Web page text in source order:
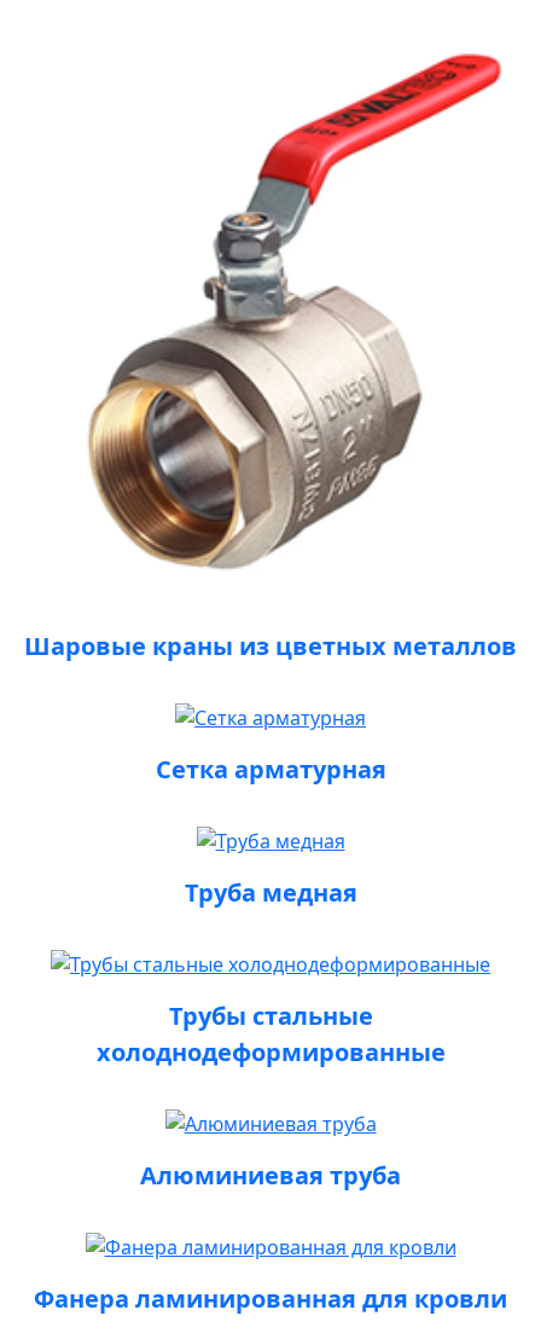
Шаровые краны из цветных металлов
Сетка арматурная
Труба медная
Трубы стальные
холоднодеформированные
Алюминиевая труба
Фанера ламинированная для кровли